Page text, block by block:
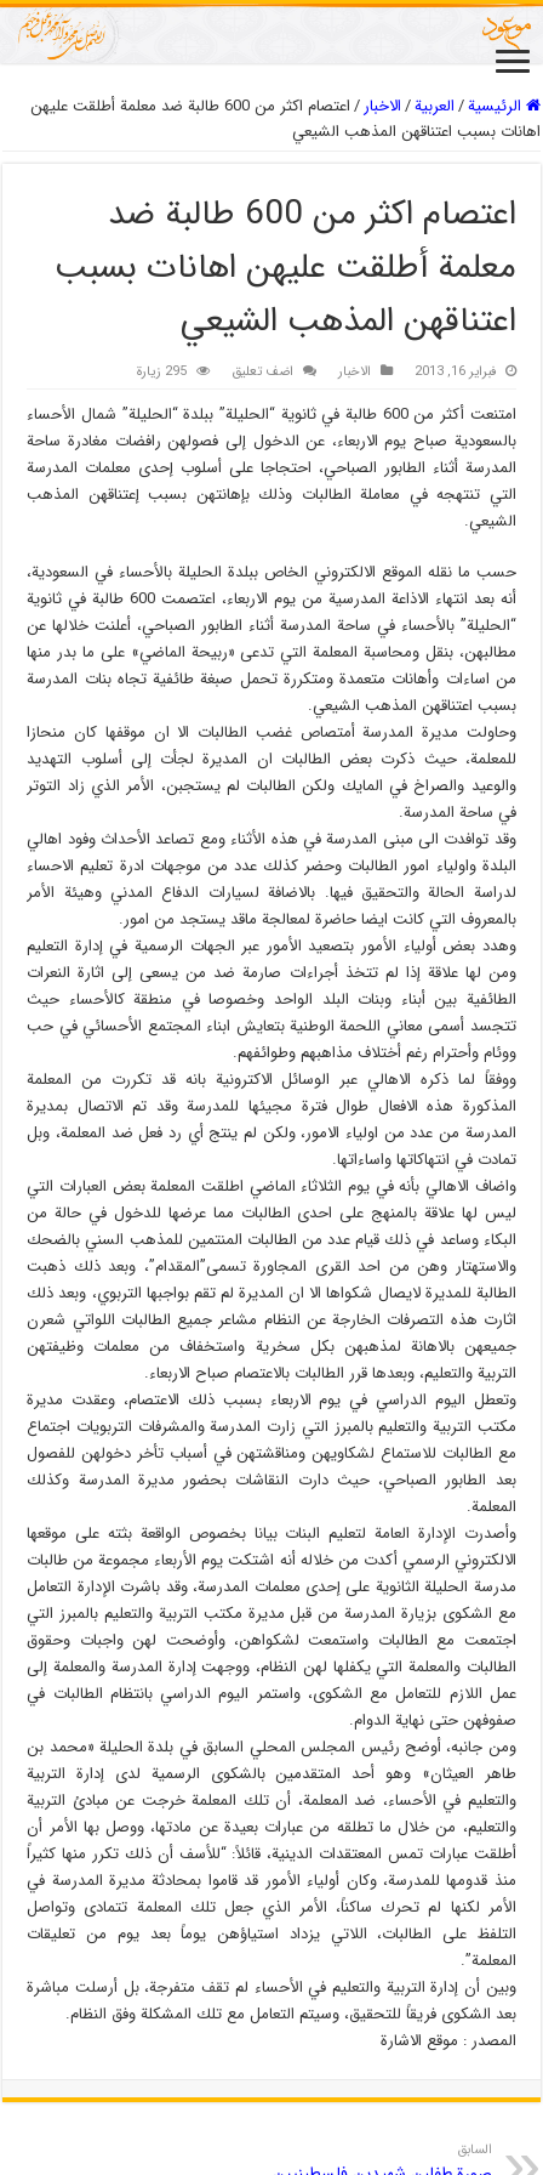
الرئيسية/العربیة/الاخبار/
اعتصام اكثر من 600 طالبة ضد معلمة أطلقت عليهن
اهانات بسبب اعتناقهن المذهب الشيعي
اعتصام اكثر من 600 طالبة ضد
معلمة أطلقت عليهن اهانات بسبب
اعتناقهن المذهب الشيعي
فبراير 16, 2013 الاخبار اضف تعليق 295 زيارة
امتنعت أكثر من 600 طالبة في ثانوية “الحليلة” ببلدة “الحليلة” شمال الأحساء
بالسعودية صباح يوم الاربعاء، عن الدخول إلى فصولهن رافضات مغادرة ساحة
المدرسة أثناء الطابور الصباحي، احتجاجا على أسلوب إحدى معلمات المدرسة
التي تنتهجه في معاملة الطالبات وذلك بإهانتهن بسبب إعتناقهن المذهب
الشيعي.
حسب ما نقله الموقع الالكتروني الخاص ببلدة الحليلة بالأحساء في السعودية،
أنه بعد انتهاء الاذاعة المدرسية من يوم الاربعاء، اعتصمت 600 طالبة في ثانوية
“الحليلة” بالأحساء في ساحة المدرسة أثناء الطابور الصباحي، أعلنت خلالها عن
مطالبهن، بنقل ومحاسبة المعلمة التي تدعى «ربيحة الماضي» على ما بدر منها
من اساءات وأهانات متعمدة ومتكررة تحمل صبغة طائفية تجاه بنات المدرسة
بسبب اعتناقهن المذهب الشيعي.
وحاولت مديرة المدرسة أمتصاص غضب الطالبات الا ان موقفها كان منحازا
للمعلمة، حيث ذكرت بعض الطالبات ان المديرة لجأت إلى أسلوب التهديد
والوعيد والصراخ في المايك ولكن الطالبات لم يستجبن، الأمر الذي زاد التوتر
في ساحة المدرسة.
وقد توافدت الى مبنى المدرسة في هذه الأثناء ومع تصاعد الأحداث وفود اهالي
البلدة واولياء امور الطالبات وحضر كذلك عدد من موجهات ادرة تعليم الاحساء
لدراسة الحالة والتحقيق فيها. بالاضافة لسيارات الدفاع المدني وهيئة الأمر
بالمعروف التي كانت ايضا حاضرة لمعالجة ماقد يستجد من امور.
وهدد بعض أولياء الأمور بتصعيد الأمور عبر الجهات الرسمية في إدارة التعليم
ومن لها علاقة إذا لم تتخذ أجراءات صارمة ضد من يسعى إلى اثارة النعرات
الطائفية بين أبناء وبنات البلد الواحد وخصوصا في منطقة كالأحساء حيث
تتجسد أسمى معاني اللحمة الوطنية بتعايش ابناء المجتمع الأحسائي في حب
ووئام وأحترام رغم أختلاف مذاهبهم وطوائفهم.
ووفقاً لما ذكره الاهالي عبر الوسائل الاكترونية بانه قد تكررت من المعلمة
المذكورة هذه اﻻفعال طوال فترة مجيئها للمدرسة وقد تم اﻻتصال بمديرة
المدرسة من عدد من اولياء اﻻمور، ولكن لم ينتج أي رد فعل ضد المعلمة، وبل
تمادت في انتهاكاتها واساءاتها.
واضاف الاهالي بأنه في يوم الثلاثاء الماضي اطلقت المعلمة بعض العبارات التي
ليس لها علاقة بالمنهج على احدى الطالبات مما عرضها للدخول في حالة من
البكاء وساعد في ذلك قيام عدد من الطالبات المنتمين للمذهب السني بالضحك
واﻻستهتار وهن من احد القرى المجاورة تسمى”المقدام”، وبعد ذلك ذهبت
الطالبة للمديرة ﻻيصال شكواها اﻻ ان المديرة لم تقم بواجبها التربوي، وبعد ذلك
اثارت هذه التصرفات الخارجة عن النظام مشاعر جميع الطالبات اللواتي شعرن
جميعهن باﻻهانة لمذهبهن بكل سخرية واستخفاف من معلمات وظيفتهن
التربية والتعليم، وبعدها قرر الطالبات بالاعتصام صباح الاربعاء.
وتعطل اليوم الدراسي في يوم الاربعاء بسبب ذلك الاعتصام، وعقدت مديرة
مكتب التربية والتعليم بالمبرز التي زارت المدرسة والمشرفات التربويات اجتماع
مع الطالبات للاستماع لشكاويهن ومناقشتهن في أسباب تأخر دخولهن للفصول
بعد الطابور الصباحي، حيث دارت النقاشات بحضور مديرة المدرسة وكذلك
المعلمة.
وأصدرت الإدارة العامة لتعليم البنات بيانا بخصوص الواقعة بثته على موقعها
الالكتروني الرسمي أكدت من خلاله أنه اشتكت يوم الأربعاء مجموعة من طالبات
مدرسة الحليلة الثانوية على إحدى معلمات المدرسة، وقد باشرت الإدارة التعامل
مع الشكوى بزيارة المدرسة من قبل مديرة مكتب التربية والتعليم بالمبرز التي
اجتمعت مع الطالبات واستمعت لشكواهن، وأوضحت لهن واجبات وحقوق
الطالبات والمعلمة التي يكفلها لهن النظام، ووجهت إدارة المدرسة والمعلمة إلى
عمل اللازم للتعامل مع الشكوى، واستمر اليوم الدراسي بانتظام الطالبات في
صفوفهن حتى نهاية الدوام.
ومن جانبه، أوضح رئيس المجلس المحلي السابق في بلدة الحليلة «محمد بن
طاهر العيثان» وهو أحد المتقدمين بالشكوى الرسمية لدى إدارة التربية
والتعليم في الأحساء، ضد المعلمة، أن تلك المعلمة خرجت عن مبادئ التربية
والتعليم، من خلال ما تطلقه من عبارات بعيدة عن مادتها، ووصل بها الأمر أن
أطلقت عبارات تمس المعتقدات الدينية، قائلاً: “للأسف أن ذلك تكرر منها كثيراً
منذ قدومها للمدرسة، وكان أولياء الأمور قد قاموا بمحادثة مديرة المدرسة في
الأمر لكنها لم تحرك ساكناً، الأمر الذي جعل تلك المعلمة تتمادى وتواصل
التلفظ على الطالبات، اللاتي يزداد استياؤهن يوماً بعد يوم من تعليقات
المعلمة”.
وبين أن إدارة التربية والتعليم في الأحساء لم تقف متفرجة، بل أرسلت مباشرة
بعد الشكوى فريقاً للتحقيق، وسيتم التعامل مع تلك المشكلة وفق النظام.
المصدر : موقع الاشارة
السابق